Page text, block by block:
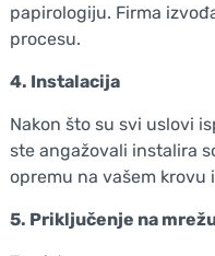
papirologiju. Firma
procesu.
4. Instalacija
Nakon što su svi uslovi
ste angažovali instalira
opremu na vašem krovu
5. Priključenje na